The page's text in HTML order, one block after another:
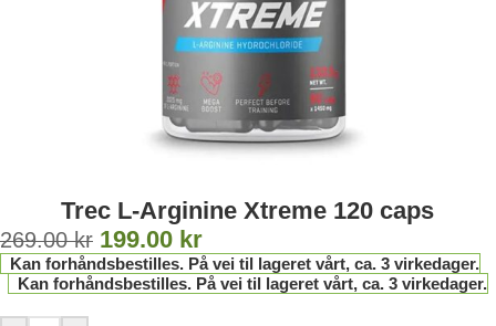
Trec L-Arginine Xtreme 120 caps
269.00kr 199.00 kr
Kan forhåndsbestilles. På vei til lageret vårt, ca. 3 virkedager.
Kan forhåndsbestilles. På vei til lageret vårt, ca. 3 virkedager.